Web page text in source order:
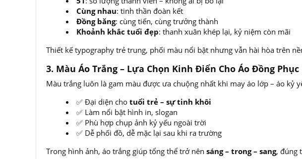
Cùng nhau: tinh thần đoàn kết
Đồng băng: cùng tiến, cùng trưởng thành
Khoảnh khắc tuổi đẹp: thanh xuân khép lại, kỷ niệm còn mãi
Thiết kế typography trẻ trung, phối màu nổi bật nhưng vẫn hài hòa trên
3. Màu Áo Trắng – Lựa Chọn Kinh Điển Cho Áo Đồng Phục
Màu trắng luôn là gam màu được ưa chuộng nhất khi may áo lớp – áo kỷ
✅ Đại diện cho tuổi trẻ – sự tinh khôi
✅ Làm nổi bật hình in, slogan
✅ Phù hợp chụp ảnh kỷ yếu ngoài trời
✅ Dễ phối đồ, dễ mặc lại sau khi ra trường
Trong hình ảnh, áo trắng giúp tổng thể trở nên sáng – trong – sang, đúng